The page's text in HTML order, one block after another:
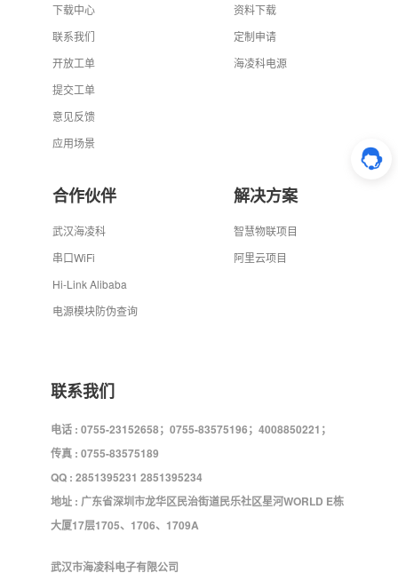
下载中心
联系我们
开放工单
提交工单
意见反馈
应用场景
资料下载
定制申请
海凌科电源
合作伙伴
武汉海凌科
串口WiFi
Hi-Link Alibaba
电源模块防伪查询
解决方案
智慧物联项目
阿里云项目
联系我们
电话 : 0755-23152658；0755-83575196；4008850221；
传真 : 0755-83575189
QQ : 2851395231 2851395234
地址 : 广东省深圳市龙华区民治街道民乐社区星河WORLD E栋
大厦17层1705、1706、1709A
武汉市海凌科电子有限公司